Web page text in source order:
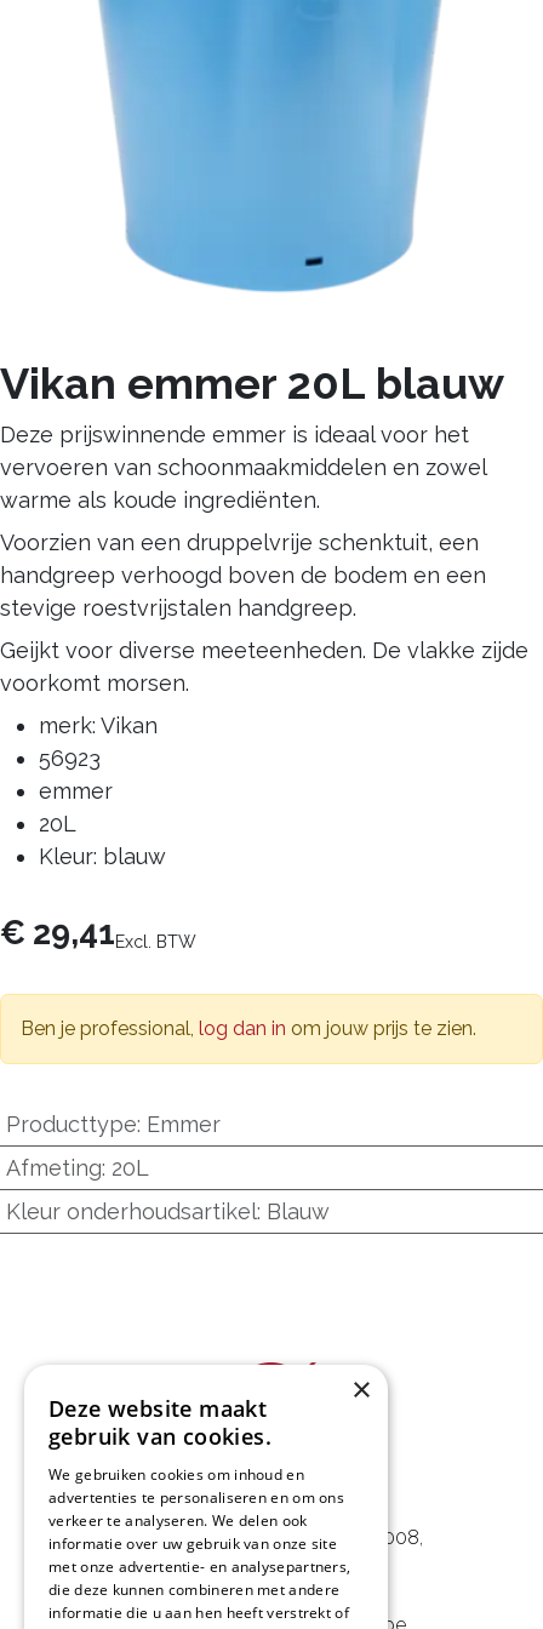
Vikan emmer 20L blauw
Deze prijswinnende emmer is ideaal voor het
vervoeren van schoonmaakmiddelen en zowel
warme als koude ingrediënten.
Voorzien van een druppelvrije schenktuit, een
handgreep verhoogd boven de bodem en een
stevige roestvrijstalen handgreep.
Geijkt voor diverse meeteenheden. De vlakke zijde
voorkomt morsen.
merk: Vikan
56923
emmer
20L
Kleur: blauw
€ 29,41Excl. BTW
Ben je professional, log dan in om jouw prijs te zien.
Producttype: Emmer
Afmeting: 20L
Kleur onderhoudsartikel: Blauw
L&D Foodpartner BV
Noorwegenstraat 29D, Haven 8008,
9940 Evergem, BE
09 253 49 57- mail@delmo.be
×
Deze website maakt
gebruik van cookies.
We gebruiken cookies om inhoud en
advertenties te personaliseren en om ons
verkeer te analyseren. We delen ook
informatie over uw gebruik van onze site
met onze advertentie- en analysepartners,
die deze kunnen combineren met andere
informatie die u aan hen heeft verstrekt of